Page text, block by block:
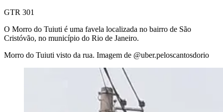
GTR 301
O Morro do Tuiuti é uma favela localizada no bairro de São
Cristóvão, no município do Rio de Janeiro.
Morro do Tuiuti visto da rua. Imagem de @uber.peloscantosdorio